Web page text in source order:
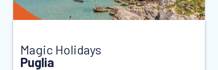
Magic Holidays
Puglia